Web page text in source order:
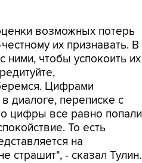
возможных потерь
их признавать. В
чтобы успокоить их
Цифрами
диалоге, переписке с
цифры все равно попали
То есть
на
страшит", - сказал Тулин.